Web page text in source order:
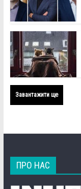
Завантажити ще
ПРО НАС